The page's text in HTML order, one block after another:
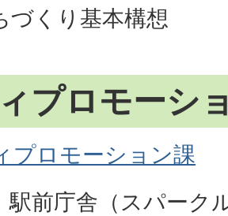
づくり基本構想
プロモーシ
プロモーション課
駅前庁舎（スパーク